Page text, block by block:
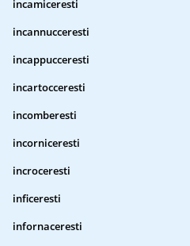
incamiceresti
incannucceresti
incappucceresti
incartocceresti
incomberesti
incorniceresti
incroceresti
inficeresti
infornaceresti